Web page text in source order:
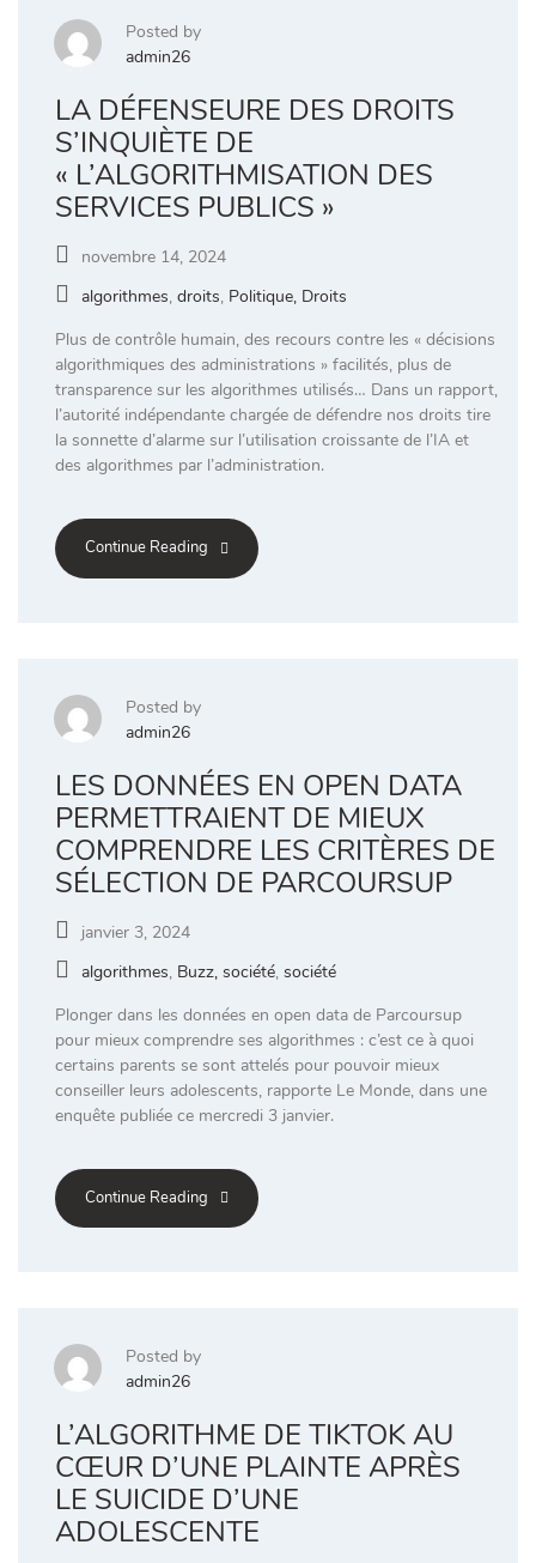
Posted by
admin26
LA DÉFENSEURE DES DROITS
S’INQUIÈTE DE
« L’ALGORITHMISATION DES
SERVICES PUBLICS »
novembre 14, 2024
algorithmes, droits, Politique, Droits
Plus de contrôle humain, des recours contre les « décisions
algorithmiques des administrations » facilités, plus de
transparence sur les algorithmes utilisés… Dans un rapport,
l’autorité indépendante chargée de défendre nos droits tire
la sonnette d’alarme sur l’utilisation croissante de l’IA et
des algorithmes par l’administration.
Continue Reading
Posted by
admin26
LES DONNÉES EN OPEN DATA
PERMETTRAIENT DE MIEUX
COMPRENDRE LES CRITÈRES DE
SÉLECTION DE PARCOURSUP
janvier 3, 2024
algorithmes, Buzz, société, société
Plonger dans les données en open data de Parcoursup
pour mieux comprendre ses algorithmes : c’est ce à quoi
certains parents se sont attelés pour pouvoir mieux
conseiller leurs adolescents, rapporte Le Monde, dans une
enquête publiée ce mercredi 3 janvier.
Continue Reading
Posted by
admin26
L’ALGORITHME DE TIKTOK AU
CŒUR D’UNE PLAINTE APRÈS
LE SUICIDE D’UNE
ADOLESCENTE